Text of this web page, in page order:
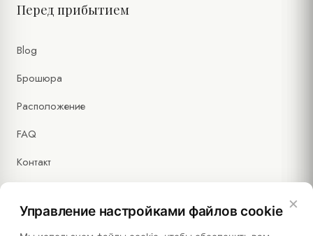
Перед прибытием
Blog
Брошюра
Расположение
FAQ
Контакт
×
Управление настройками файлов cookie